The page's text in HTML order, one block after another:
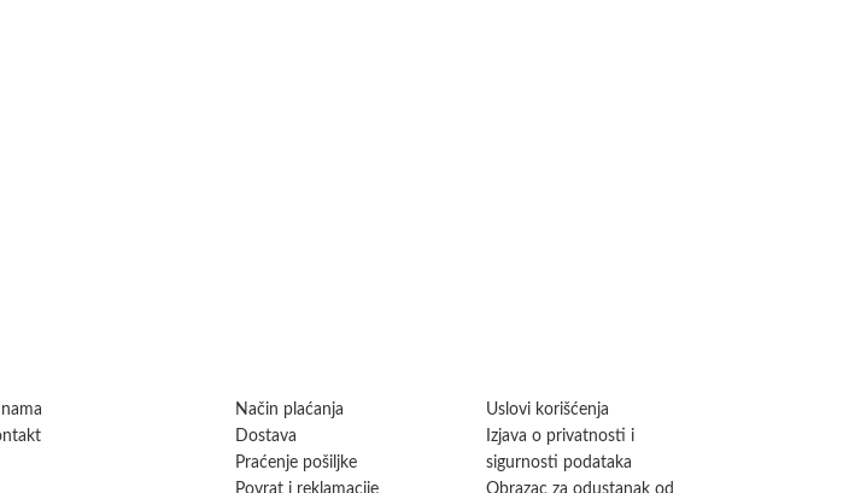
Način plaćanja
Dostava
Praćenje pošiljke
Povrat i reklamacije
Uslovi korišćenja
Izjava o privatnosti i
sigurnosti podataka
Obrazac za odustanak od